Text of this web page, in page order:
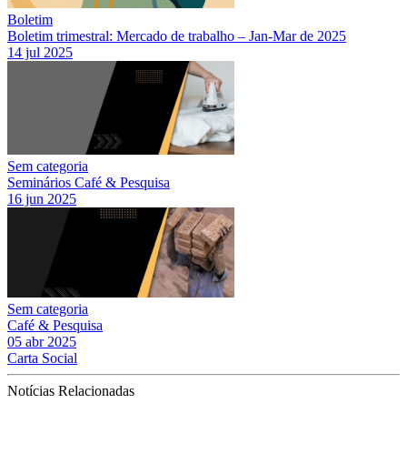
Boletim
Boletim trimestral: Mercado de trabalho – Jan-Mar de 2025
14 jul 2025
Sem categoria
Seminários Café & Pesquisa
16 jun 2025
Sem categoria
Café & Pesquisa
05 abr 2025
Carta Social
Notícias Relacionadas